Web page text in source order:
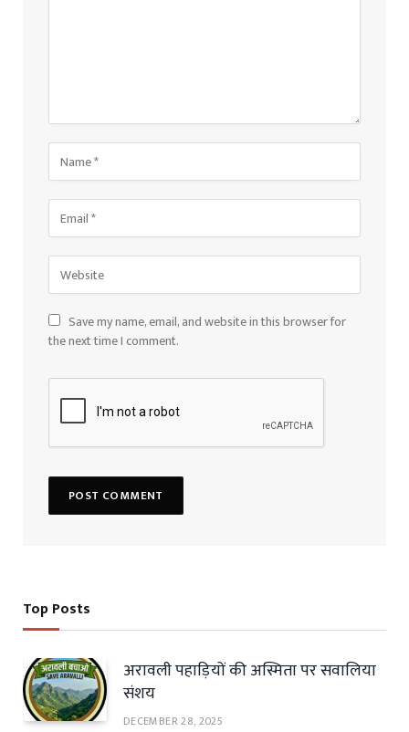
Save my name, email, and website in this browser for
the next time I comment.
Top Posts
अरावली पहाड़ियों की अस्मिता पर सवालिया
संशय
DECEMBER 28, 2025